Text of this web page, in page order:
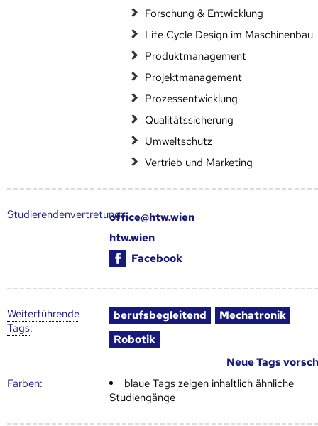
Forschung & Entwicklung
Life Cycle Design im Maschinenbau
Produktmanagement
Projektmanagement
Prozessentwicklung
Qualitätssicherung
Umweltschutz
Vertrieb und Marketing
Studierendenvertretung:office@htw.wien
htw.wien
Facebook
Weiter­führende
Tags:
berufsbegleitend
Mechatronik
Robotik
Neue Tags
Farben:
blaue Tags zeigen inhaltlich ähnliche
Studiengänge